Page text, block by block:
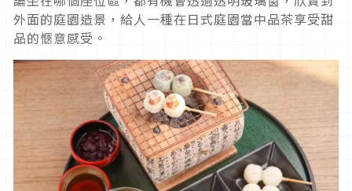
外面的庭園造景，給人一種在日式庭園當中品茶享受甜
品的愜意感受。